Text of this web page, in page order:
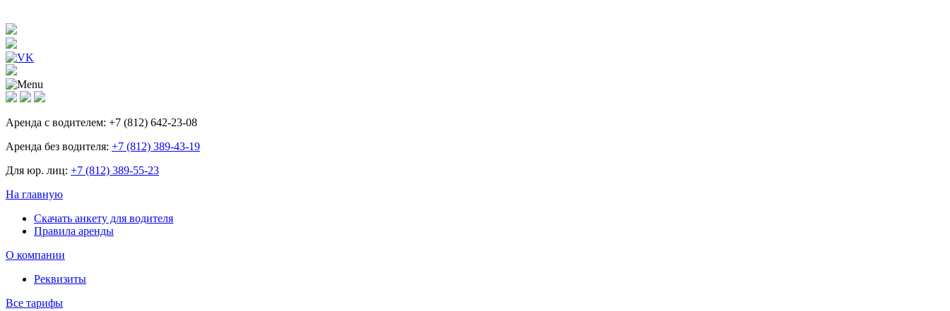
Аренда с водителем: +7 (812) 642-23-08
Аренда без водителя: +7 (812) 389-43-19
Для юр. лиц: +7 (812) 389-55-23
На главную
Скачать анкету для водителя
Правила аренды
О компании
Реквизиты
Все тарифы